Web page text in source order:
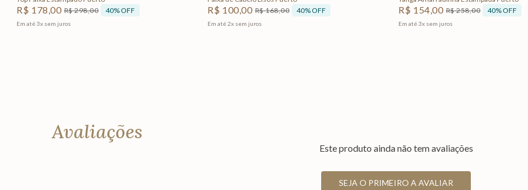
R$ 178,00 R$298,00 40% OFF
Em até3x sem juros
R$ 100,00 R$168,00 40% OFF
Em até2x sem juros
R$ 154,00 R$258,00 40% OFF
Em até3x sem juros
Avaliações
Este produto ainda não tem avaliações
SEJA O PRIMEIRO A AVALIAR